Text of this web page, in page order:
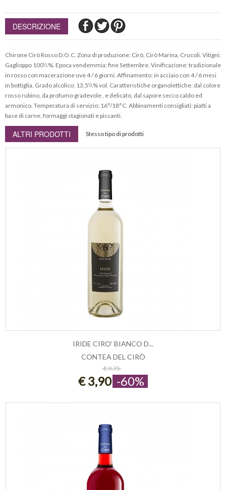
DESCRIZIONE
Chirone Cirò Rosso D.O.C. Zona di produzione: Cirò, Cirò Marina, Crucoli. Vitigni:
Gaglioppo 100\\%. Epoca vendemmia: fine Settembre. Vinificazione: tradizionale
in rosso con macerazione uve 4 / 6 giorni. Affinamento: in acciaio con 4 / 6 mesi
in bottiglia. Grado alcolico: 13,5\\% vol. Caratteristiche organolettiche: dal colore
rosso rubino, da profumo gradevole , e delicato, dal sapore secco caldo ed
armonico. Temperatura di servizio: 16°/18°C. Abbinamenti consigliati: piatti a
base di carne, formaggi stagionati e piccanti.
ALTRI PRODOTTI Stesso tipo di prodotti
ESAURITO
IRIDE CIRO' BIANCO D...
CONTEA DEL CIRÒ
€ 9,75
€ 3,90 -60%